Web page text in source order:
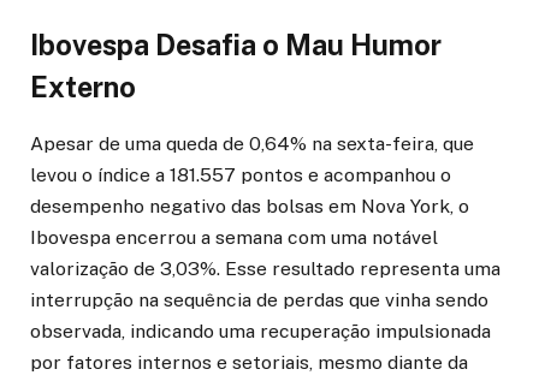
Ibovespa Desafia o Mau Humor
Externo
Apesar de uma queda de 0,64% na sexta-feira, que
levou o índice a 181.557 pontos e acompanhou o
desempenho negativo das bolsas em Nova York, o
Ibovespa encerrou a semana com uma notável
valorização de 3,03%. Esse resultado representa uma
interrupção na sequência de perdas que vinha sendo
observada, indicando uma recuperação impulsionada
por fatores internos e setoriais, mesmo diante da